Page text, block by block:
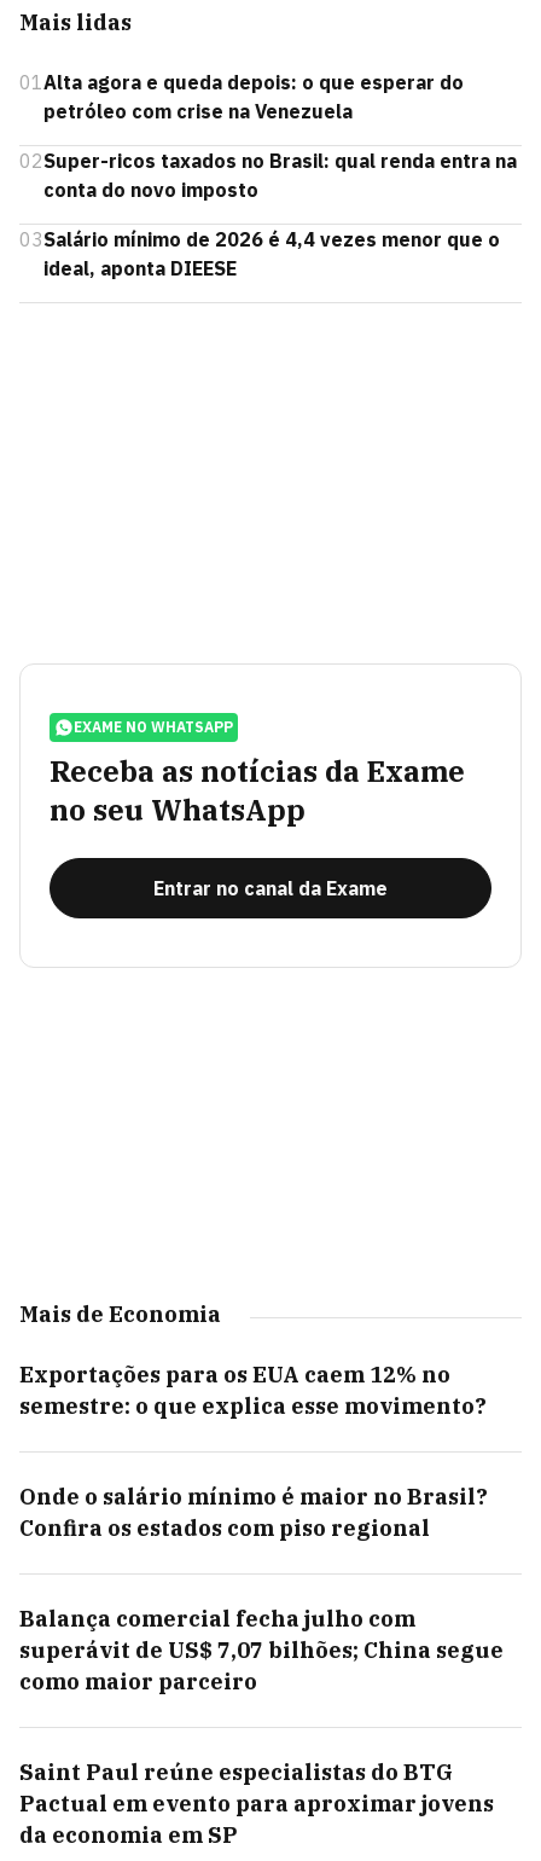
Mais lidas
01Alta agora e queda depois: o que esperar do
petróleo com crise na Venezuela
02Super-ricos taxados no Brasil: qual renda entra na
conta do novo imposto
03Salário mínimo de 2026 é 4,4 vezes menor que o
ideal, aponta DIEESE
EXAME NO WHATSAPP
Receba as notícias da Exame
no seu WhatsApp
Entrar no canal da Exame
Mais de Economia
Exportações para os EUA caem 12% no
semestre: o que explica esse movimento?
Onde o salário mínimo é maior no Brasil?
Confira os estados com piso regional
Balança comercial fecha julho com
superávit de US$ 7,07 bilhões; China segue
como maior parceiro
Saint Paul reúne especialistas do BTG
Pactual em evento para aproximar jovens
da economia em SP